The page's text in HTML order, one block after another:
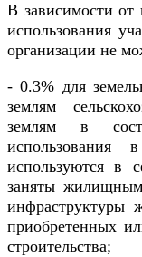
В зависимости от
использования
организации не
- 0.3% для
землям
землям в
использования
используются в
заняты
инфраструктуры
приобретенных
строительства;